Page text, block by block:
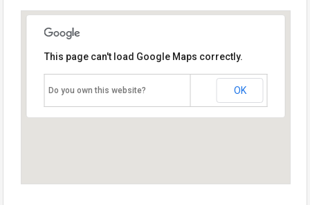
This page can't load Google Maps correctly.
Do you own this website? OK